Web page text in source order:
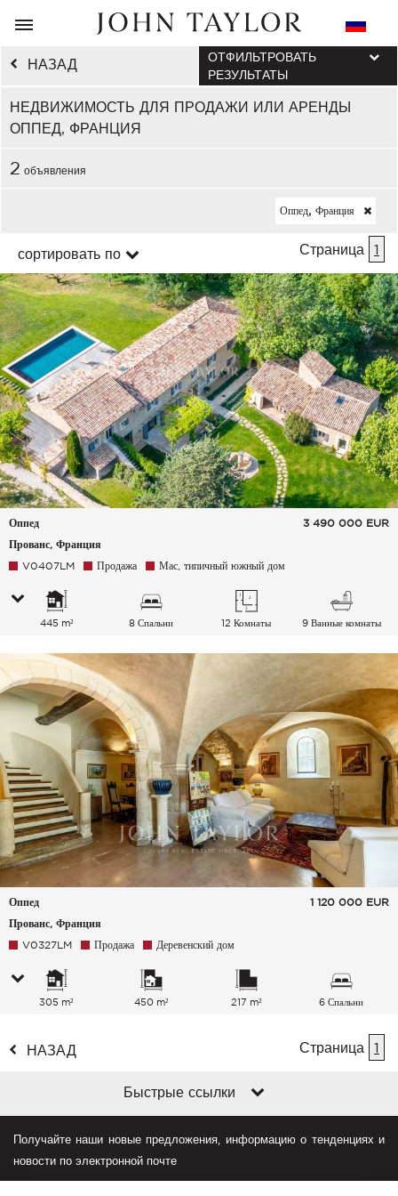
НАЗАД
НЕДВИЖИМОСТЬ ДЛЯ ПРОДАЖИ ИЛИ АРЕНДЫ
ОППЕД, ФРАНЦИЯ
ОТФИЛЬТРОВАТЬ
РЕЗУЛЬТАТЫ
2 объявления
Оппед, Франция
сортировать по Страница 1
Оппед
Прованс, Франция
3 490 000 EUR
V0407LM Продажа Мас, типичный южный дом
445 m² 8 Спальни 12 Комнаты 9 Ванные комнаты
Оппед
Прованс, Франция
1 120 000 EUR
V0327LM Продажа Деревенский дом
305 m² 450 m² 217 m² 6 Спальни
НАЗАД Страница 1
Быстрые ссылки
Получайте наши новые предложения, информацию о тенденциях и
новости по электронной почте